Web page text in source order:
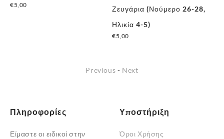
€5,00
επιλογές
μπορούν
να
Ζευγάρια (Νούμερο 26-28,
Ηλικία 4-5)
€5,00
Previous - Next
Πληροφορίες
Είμαστε οι ειδικοί στην
Υποστήριξη
Όροι Χρήσης